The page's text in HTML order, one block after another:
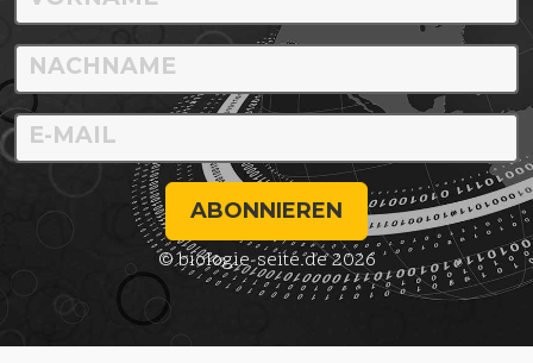
ABONNIEREN
© biologie-seite.de 2026